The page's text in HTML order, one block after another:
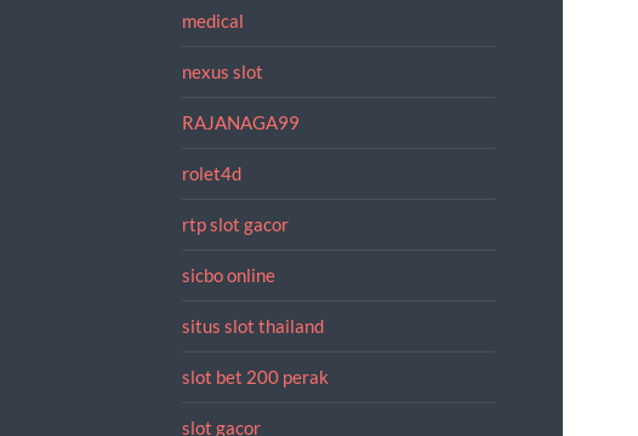
medical
nexus slot
RAJANAGA99
rolet4d
rtp slot gacor
sicbo online
situs slot thailand
slot bet 200 perak
slot gacor